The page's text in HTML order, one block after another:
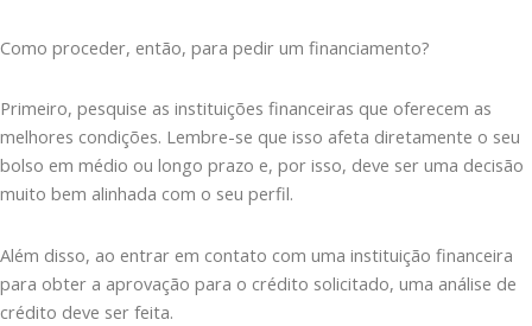
Como proceder, então, para pedir um financiamento?
Primeiro, pesquise as instituições financeiras que oferecem as
melhores condições. Lembre-se que isso afeta diretamente o seu
bolso em médio ou longo prazo e, por isso, deve ser uma decisão
muito bem alinhada com o seu perfil.
Além disso, ao entrar em contato com uma instituição financeira
para obter a aprovação para o crédito solicitado, uma análise de
crédito deve ser feita.